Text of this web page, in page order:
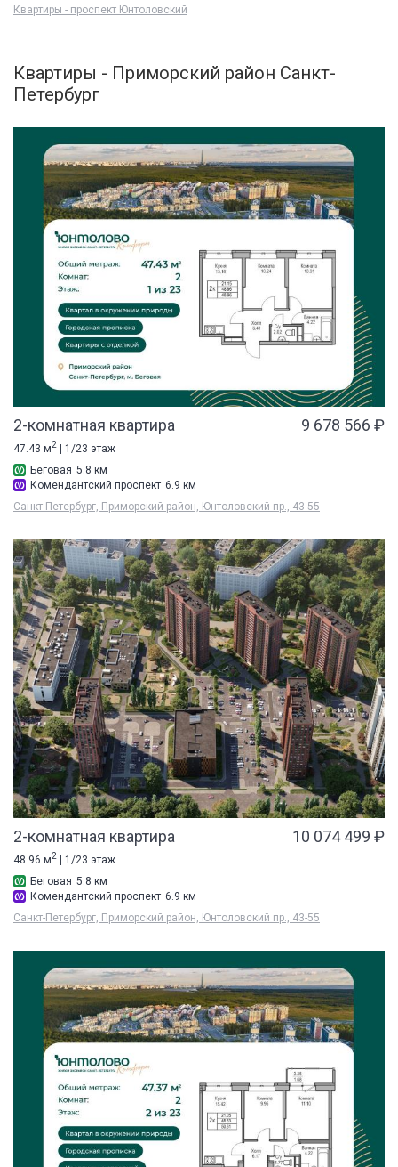
Квартиры - проспект Юнтоловский
Квартиры - Приморский район Санкт-
Петербург
2-комнатная квартира 9 678 566 ₽
47.43 м2 | 1/23 этаж
Беговая 5.8 км
Комендантский проспект 6.9 км
Санкт-Петербург, Приморский район, Юнтоловский пр., 43-55
2-комнатная квартира 10 074 499 ₽
48.96 м2
| 1/23 этаж
Беговая 5.8 км
Комендантский проспект 6.9 км
Санкт-Петербург, Приморский район, Юнтоловский пр., 43-55